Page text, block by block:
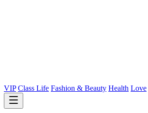
VIP Class Life Fashion & Beauty Health Love